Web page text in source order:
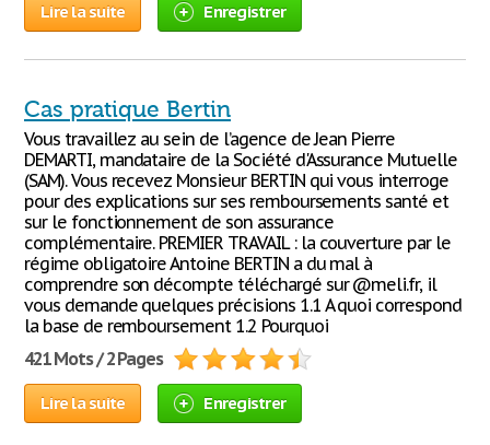
Lire la suite Enregistrer
Cas pratique Bertin
Vous travaillez au sein de l’agence de Jean Pierre
DEMARTI, mandataire de la Société d'Assurance Mutuelle
(SAM). Vous recevez Monsieur BERTIN qui vous interroge
pour des explications sur ses remboursements santé et
sur le fonctionnement de son assurance
complémentaire. PREMIER TRAVAIL : la couverture par le
régime obligatoire Antoine BERTIN a du mal à
comprendre son décompte téléchargé sur @meli.fr, il
vous demande quelques précisions 1.1 A quoi correspond
la base de remboursement 1.2 Pourquoi
421 Mots / 2 Pages
Lire la suite Enregistrer